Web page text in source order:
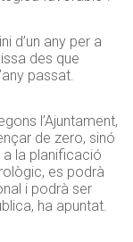
d’un any per a
des que
passat.
l’Ajuntament,
de zero, sinó
a la planificació
es podrà
i podrà ser
ha apuntat.